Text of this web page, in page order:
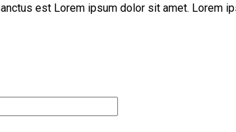
est Lorem ipsum dolor sit amet. Lorem